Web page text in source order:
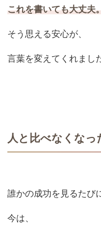
これを書いても大丈夫
そう思える安心が、
言葉を変えてくれまし
人と比べなくなっ
誰かの成功を見るたび
今は、